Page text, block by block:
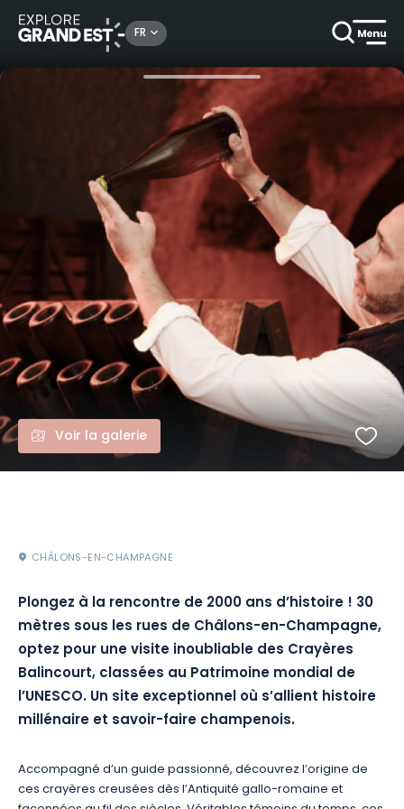
FR
Gastronomie & oenotourisme Visite de cave gallo-romaines UNESCO et dégustation de Champagne
Voir la galerie
CHÂLONS-EN-CHAMPAGNE
Plongez à la rencontre de 2000 ans d’histoire ! 30
mètres sous les rues de Châlons-en-Champagne,
optez pour une visite inoubliable des Crayères
Balincourt, classées au Patrimoine mondial de
l’UNESCO. Un site exceptionnel où s’allient histoire
millénaire et savoir-faire champenois.
Accompagné d’un guide passionné, découvrez l’origine de
ces crayères creusées dès l’Antiquité gallo-romaine et